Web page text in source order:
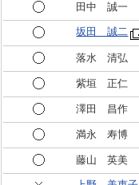
田中 誠一
坂田 誠二
落水 清弘
紫垣 正仁
澤田 昌作
満永 寿博
藤山 英美